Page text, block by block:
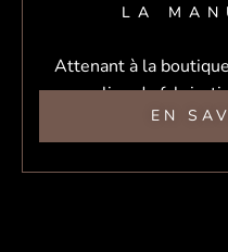
LA
Attenant à la
lieu de
EN